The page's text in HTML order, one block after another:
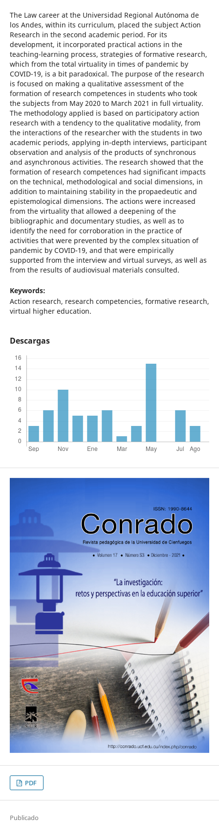
The Law career at the Universidad Regional Autónoma de
los Andes, within its curriculum, placed the subject Action
Research in the second academic period. For its
development, it incorporated practical actions in the
teaching-learning process, strategies of formative research,
which from the total virtuality in times of pandemic by
COVID-19, is a bit paradoxical. The purpose of the research
is focused on making a qualitative assessment of the
formation of research competences in students who took
the subjects from May 2020 to March 2021 in full virtuality.
The methodology applied is based on participatory action
research with a tendency to the qualitative modality, from
the interactions of the researcher with the students in two
academic periods, applying in-depth interviews, participant
observation and analysis of the products of synchronous
and asynchronous activities. The research showed that the
formation of research competences had significant impacts
on the technical, methodological and social dimensions, in
addition to maintaining stability in the propaedeutic and
epistemological dimensions. The actions were increased
from the virtuality that allowed a deepening of the
bibliographic and documentary studies, as well as to
identify the need for corroboration in the practice of
activities that were prevented by the complex situation of
pandemic by COVID-19, and that were empirically
supported from the interview and virtual surveys, as well as
from the results of audiovisual materials consulted.
Keywords:
Action research, research competencies, formative research,
virtual higher education.
Descargas
PDF
Publicado